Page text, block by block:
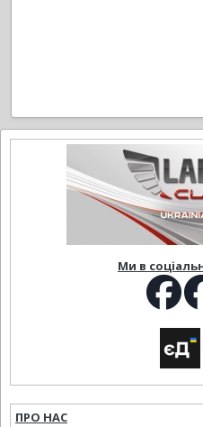
Ми в
ПРО НАС